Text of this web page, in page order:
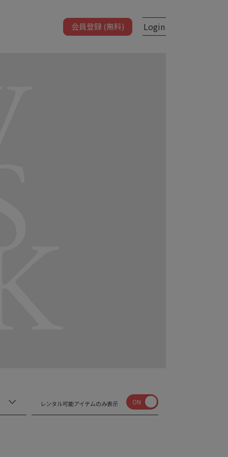
会員登録 (無料) Login
レンタル可能アイテムのみ表示 ON